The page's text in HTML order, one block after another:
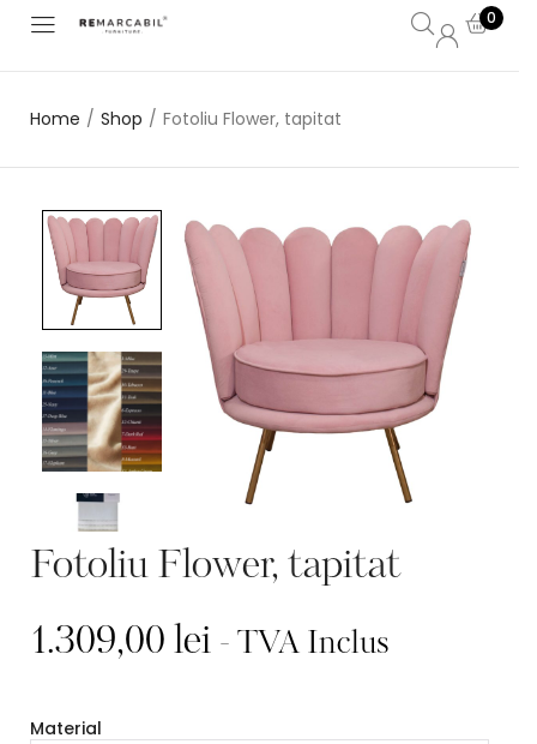
0
Home / Shop / Fotoliu Flower, tapitat
Fotoliu Flower, tapitat
1.309,00 lei - TVA Inclus
Material